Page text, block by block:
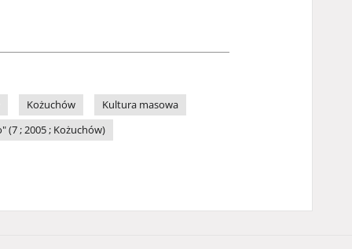
Kożuchów
Kultura masowa
; 2005 ; Kożuchów)